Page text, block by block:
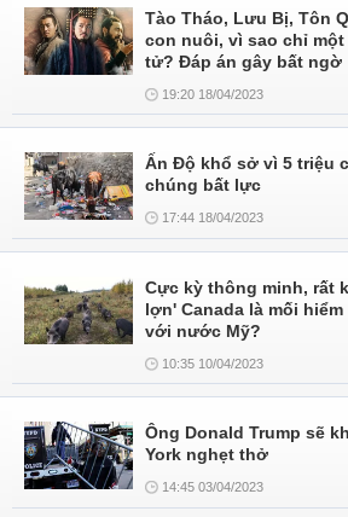
Tào Tháo, Lưu Bị, Tôn
con nuôi, vì sao chỉ
tử? Đáp án gây bất ngờ
19:20 18/04/2023
Ấn Độ khổ sở vì 5 triệu
chúng bất lực
17:44 18/04/2023
Cực kỳ thông minh, rất
lợn' Canada là mối
với nước Mỹ?
10:35 10/04/2023
Ông Donald Trump sẽ
York nghẹt thở
14:45 03/04/2023